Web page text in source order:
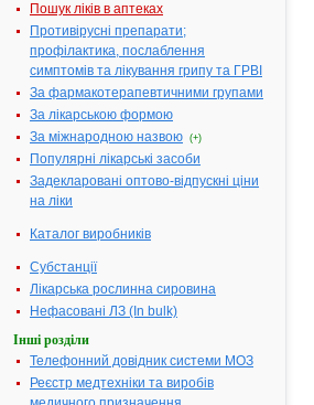
Пошук ліків в аптеках
Противірусні препарати;
профілактика, послаблення
симптомів та лікування грипу та ГРВІ
За фармакотерапевтичними групами
За лікарською формою
За міжнародною назвою (+)
Популярні лікарські засоби
Задекларовані оптово-відпускні ціни
на ліки
Каталог виробників
Субстанції
Лікарська рослинна сировина
Нефасовані ЛЗ (In bulk)
Інші розділи
Телефонний довідник системи МОЗ
Реєстр медтехніки та виробів